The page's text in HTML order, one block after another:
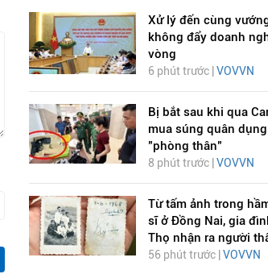
Xử lý đến cùng
không đẩy doanh
vòng
6 phút trước | VOVVN
Bị bắt sau khi qua
mua súng quân
"phòng thân"
8 phút trước | VOVVN
Từ tấm ảnh trong
sĩ ở Đồng Nai, gia
Thọ nhận ra người
56 phút trước | VOVVN